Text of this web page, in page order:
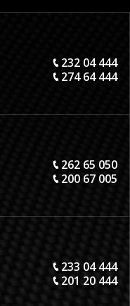
232 04 444
274 64 444
262 65 050
200 67 005
233 04 444
201 20 444